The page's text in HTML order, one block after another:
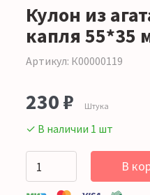
Кулон из
капля 55*35
Артикул: К00000119
230 ₽ Штука
✓ В наличии 1 шт
В